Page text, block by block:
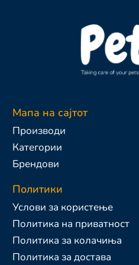
Мапа на сајтот
Производи
Категории
Брендови
Политики
Услови за користење
Политика на приватност
Политика за колачиња
Политика за достава